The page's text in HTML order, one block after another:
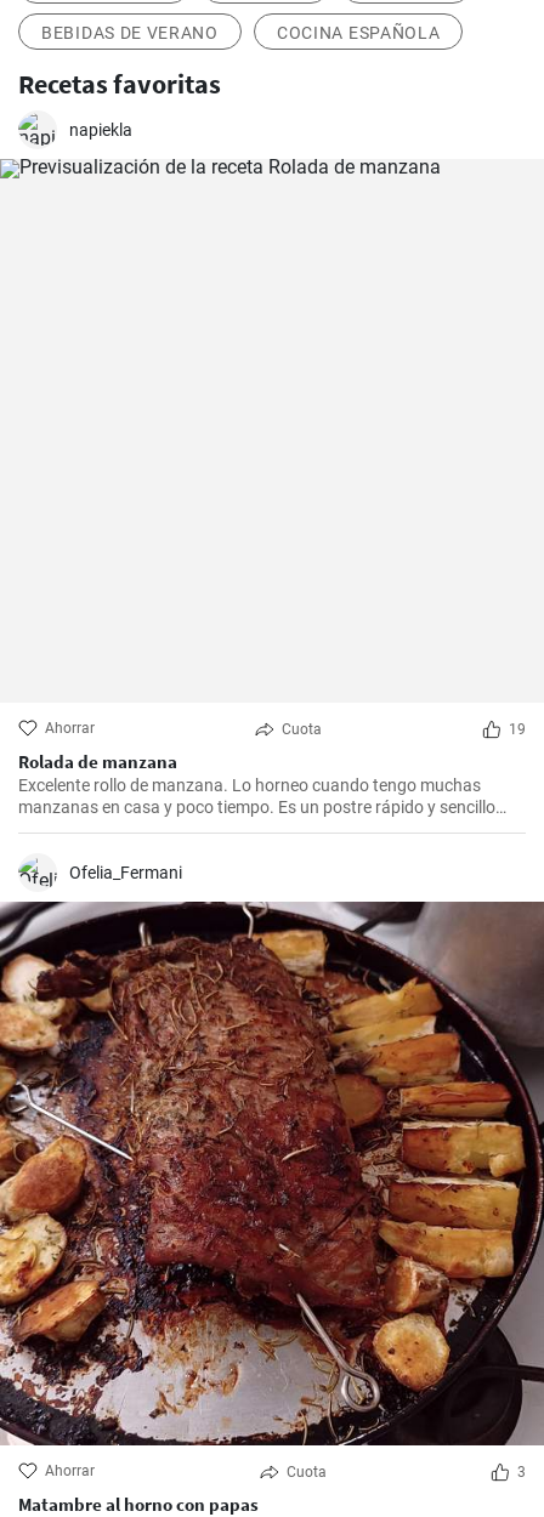
BEBIDAS DE VERANO COCINA ESPAÑOLA
Recetas favoritas
napiekla
Ahorrar Cuota 19
Rolada de manzana
Excelente rollo de manzana. Lo horneo cuando tengo muchas
manzanas en casa y poco tiempo. Es un postre rápido y sencillo
que siempre agrada.
Ofelia_Fermani
Ahorrar Cuota 3
Matambre al horno con papas